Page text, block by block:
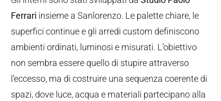
Ferrari insieme a Sanlorenzo. Le palette chiare, le
superfici continue e gli arredi custom definiscono
ambienti ordinati, luminosi e misurati. L’obiettivo
non sembra essere quello di stupire attraverso
l’eccesso, ma di costruire una sequenza coerente di
spazi, dove luce, acqua e materiali partecipano alla